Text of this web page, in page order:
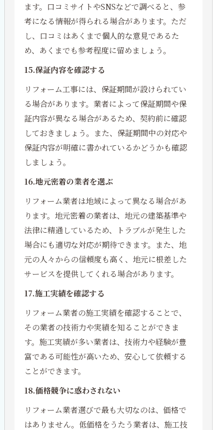
ます。口コミサイトやSNSなどで調べると、参
考になる情報が得られる場合があります。ただ
し、口コミはあくまで個人的な意見であるた
め、あくまでも参考程度に留めましょう。
15.保証内容を確認する
リフォーム工事には、保証期間が設けられてい
る場合があります。業者によって保証期間や保
証内容が異なる場合があるため、契約前に確認
しておきましょう。また、保証期間中の対応や
保証内容が明確に書かれているかどうかも確認
しましょう。
16.地元密着の業者を選ぶ
リフォーム業者は地域によって異なる場合があ
ります。地元密着の業者は、地元の建築基準や
法律に精通しているため、トラブルが発生した
場合にも適切な対応が期待できます。また、地
元の人々からの信頼度も高く、地元に根差した
サービスを提供してくれる場合があります。
17.施工実績を確認する
リフォーム業者の施工実績を確認することで、
その業者の技術力や実績を知ることができま
す。施工実績が多い業者は、技術力や経験が豊
富である可能性が高いため、安心して依頼する
ことができます。
18.価格競争に惑わされない
リフォーム業者選びで最も大切なのは、価格で
はありません。低価格をうたう業者は、施工技